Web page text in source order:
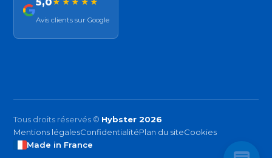
Avis clients sur Google
Tous droits réservés © Hybster 2026
Mentions légalesConfidentialitéPlan du siteCookies
Made in France